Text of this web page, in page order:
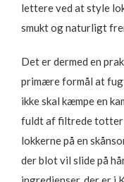
lettere ved at style
smukt og naturligt
Det er dermed en
primære formål at
ikke skal kæmpe en
fuldt af filtrede totter
lokkerne på en
der blot vil slide på